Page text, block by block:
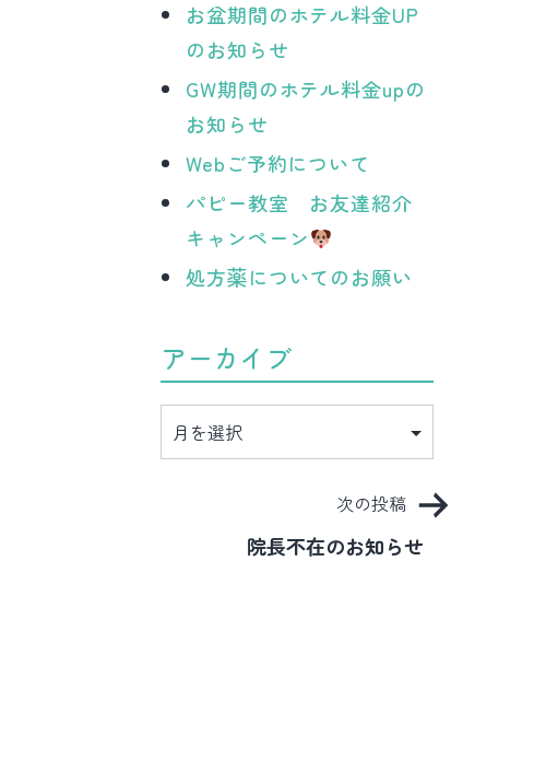
お盆期間のホテル料金UP
のお知らせ
GW期間のホテル料金upの
お知らせ
Webご予約について
パピー教室 お友達紹介
キャンペーン
処方薬についてのお願い
アーカイブ
イ
次の投稿
院長不在のお知らせ